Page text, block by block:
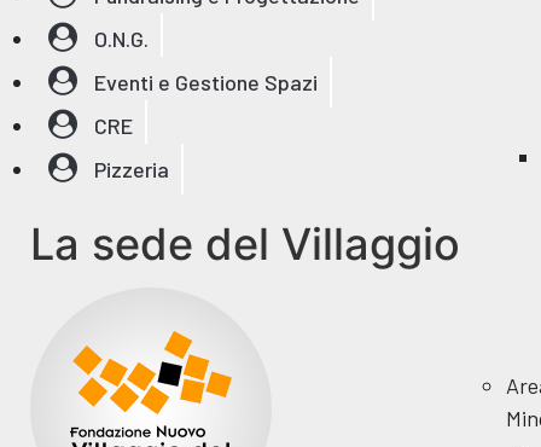
O.N.G.
Eventi e Gestione Spazi
CRE
Pizzeria
La sede del Villaggio